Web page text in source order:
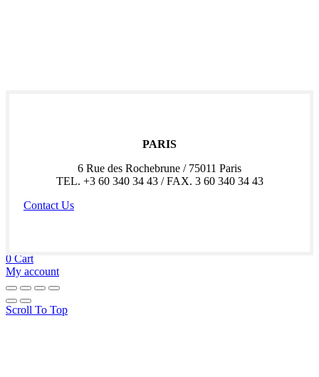
PARIS
6 Rue des Rochebrune / 75011 Paris
TEL. +3 60 340 34 43 / FAX. 3 60 340 34 43
Contact Us
0 Cart
My account
Scroll To Top